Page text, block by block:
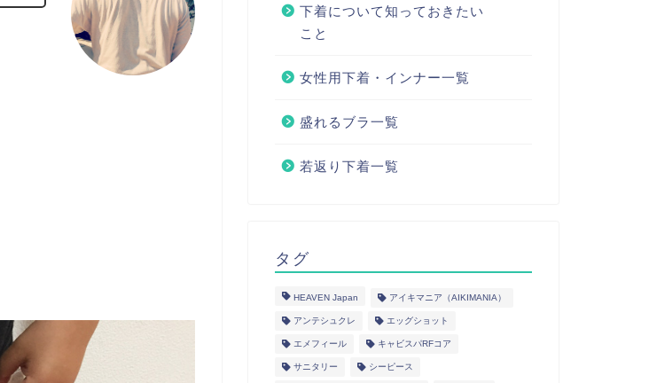
下着について知っておきたい
こと
女性用下着・インナー一覧
盛れるブラ一覧
若返り下着一覧
タグ
HEAVEN Japan アイキマニア（AIKIMANIA）
アンテシュクレ エッグショット
エメフィール キャビスパRFコア
サニタリー シーピース